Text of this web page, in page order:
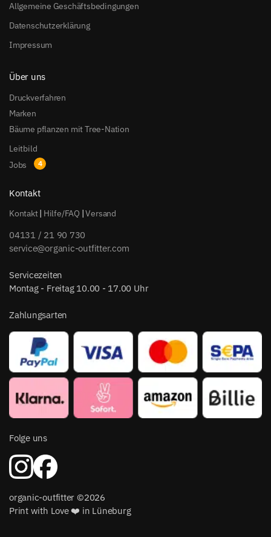
Allgemeine Geschäftsbedingungen
Datenschutzerklärung
Impressum
Über uns
Druckverfahren
Marken
Bäume pflanzen mit Tree-Nation
Leitbild
Jobs
Kontakt
Kontakt| Hilfe/FAQ |Versand
04131 / 21 90 730
service@organic-outfitter.com
Servicezeiten
Montag - Freitag 10.00 - 17.00 Uhr
Zahlungsarten
Folge uns
organic-outfitter ©2026
Print with Love ❤️ in Lüneburg